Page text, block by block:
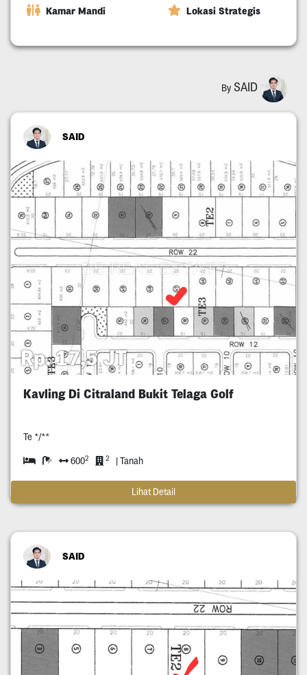
Kamar Mandi Lokasi Strategis
By SAID
SAID
Rp. 17,5 JT
Kavling Di Citraland Bukit Telaga Golf
Te */**
6002 2 | Tanah
Lihat Detail
SAID